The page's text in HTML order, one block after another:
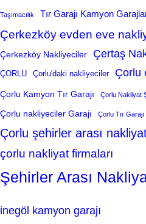
Taşımacılık Tır Garajı Kamyon
Çerkezköy evden eve
Çerkezköy Nakliyeciler Çertaş
ÇORLU Çorlu'daki nakliyeciler Çorlu
Çorlu Kamyon Tır Garajı Çorlu Nakliyat
Çorlu nakliyeciler Garajı Çorlu Tır
Çorlu şehirler arası
çorlu nakliyat firmaları
Şehirler Arası
inegöl kamyon garajı